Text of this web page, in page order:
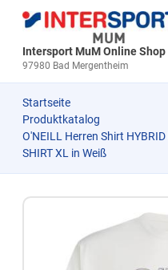
Intersport MuM Online
97980 Bad Mergentheim
Startseite
Produktkatalog
O'NEILL Herren Shirt HYBRID
SHIRT XL in Weiß